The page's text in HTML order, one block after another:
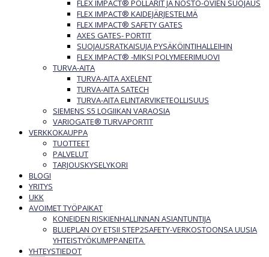
FLEX IMPACT® POLLARIT JA NOSTO-OVIEN SUOJAUS
FLEX IMPACT® KAIDEJÄRJESTELMÄ
FLEX IMPACT® SAFETY GATES
AXES GATES- PORTIT
SUOJAUSRATKAISUJA PYSÄKÖINTIHALLEIHIN
FLEX IMPACT® -MIKSI POLYMEERIMUOVI
TURVA-AITA
TURVA-AITA AXELENT
TURVA-AITA SATECH
TURVA-AITA ELINTARVIKETEOLLISUUS
SIEMENS S5 LOGIIKAN VARAOSIA
VARIOGATE® TURVAPORTIT
VERKKOKAUPPA
TUOTTEET
PALVELUT
TARJOUSKYSELYKORI
BLOGI
YRITYS
UKK
AVOIMET TYÖPAIKAT
KONEIDEN RISKIENHALLINNAN ASIANTUNTIJA
BLUEPLAN OY ETSII STEP2SAFETY-VERKOSTOONSA UUSIA
YHTEISTYÖKUMPPANEITA
YHTEYSTIEDOT